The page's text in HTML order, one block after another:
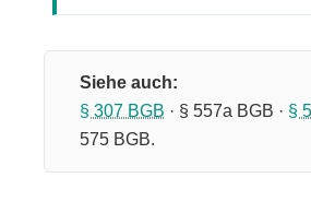
Siehe auch:
§ 307 BGB · § 557a BGB · §
575 BGB.